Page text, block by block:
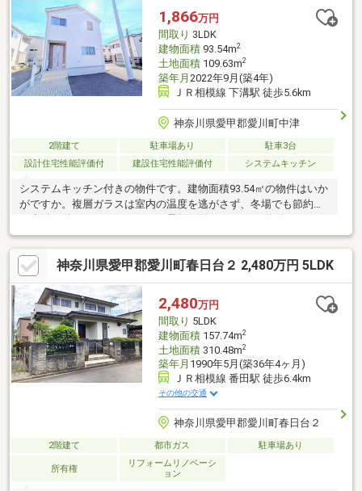
1,866万円
間取り 3LDK
建物面積93.54m2
土地面積109.63m2
築年月 2022年9月(築4年)
ＪＲ相模線 下溝駅 徒歩5.6km
神奈川県愛甲郡愛川町中津
2階建て 駐車場あり
駐車3台
設計住宅性能評価付
建設住宅性能評価付 システムキッチン
システムキッチン付きの物件です。建物面積93.54㎡の物件はいか
がですか。複層ガラスは室内の温度を逃がさず、冬場でも節約し
です。室内環境を左右する基礎も、ベタ基礎となっているので安
心です。落ち着きのある室内と、趣のある外観が魅力の2022年9
月築の物件です。環境にやさしい太陽光発電システムでエコな生
活を送りましょう。
神奈川県愛甲郡愛川町春日台２ 2,480万円 5LDK
2,480万円
間取り 5LDK
建物面積157.74m2
土地面積310.48m2
築年月 1990年5月(築36年4ヶ月)
ＪＲ相模線 番田駅 徒歩6.4km
その他の交通
神奈川県愛甲郡愛川町春日台２
2階建て 都市ガス 駐車場あり
所有権
リフォームリノベーシ
ョン